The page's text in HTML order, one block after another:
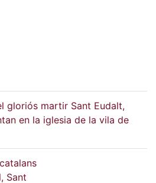
gloriós martir Sant Eudalt,
en la iglesia de la vila de
Sant